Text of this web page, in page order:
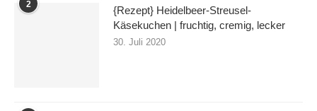
2
{Rezept} Heidelbeer-Streusel-
Käsekuchen | fruchtig, cremig, lecker
30. Juli 2020